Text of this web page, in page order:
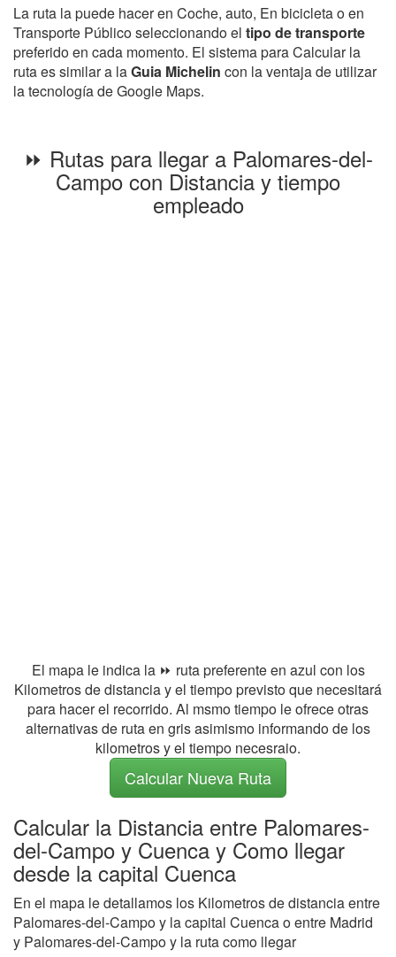
La ruta la puede hacer en Coche, auto, En bicicleta o en
Transporte Público seleccionando el tipo de transporte
preferido en cada momento. El sistema para Calcular la
ruta es similar a laGuia Michelin con la ventaja de utilizar
la tecnología de Google Maps.
⏩ Rutas para llegar a Palomares-del-
Campo con Distancia y tiempo
empleado
El mapa le indica la ⏩ ruta preferente en azul con los
Kilometros de distancia y el tiempo previsto que necesitará
para hacer el recorrido. Al msmo tiempo le ofrece otras
alternativas de ruta en gris asimismo informando de los
kilometros y el tiempo necesraio.
Calcular Nueva Ruta
Calcular la Distancia entre Palomares-
del-Campo y Cuenca y Como llegar
desde la capital Cuenca
En el mapa le detallamos los Kilometros de distancia entre
Palomares-del-Campo y la capital Cuenca o entre Madrid
y Palomares-del-Campo y la ruta como llegar